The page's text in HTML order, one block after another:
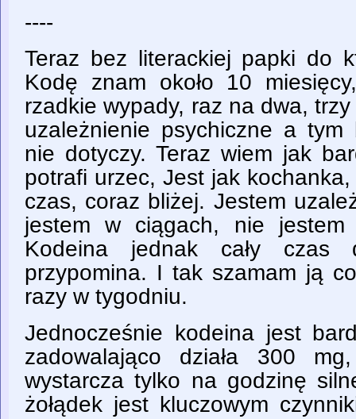
----
Teraz bez literackiej papki do
Kodę znam około 10
rzadkie wypady, raz na dwa,
uzależnienie psychiczne a tym
nie dotyczy. Teraz wiem jak
potrafi urzec, Jest jak
czas, coraz bliżej. Jestem
jestem w ciągach, nie jestem
Kodeina jednak cały
przypomina. I tak szamam ją
razy w tygodniu.
Jednocześnie kodeina jest
zadowalająco działa 300
wystarcza tylko na godzinę
żołądek jest kluczowym